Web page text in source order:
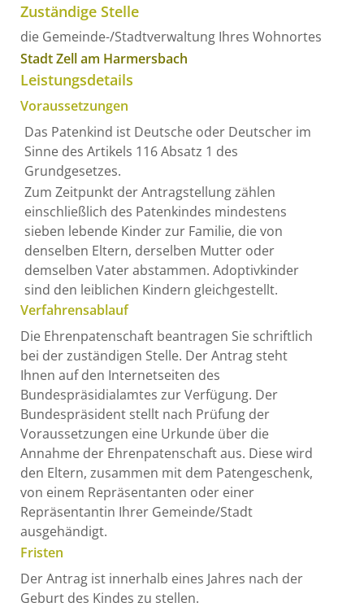
Zuständige Stelle
die Gemeinde-/Stadtverwaltung Ihres Wohnortes
Stadt Zell am Harmersbach
Leistungsdetails
Voraussetzungen
Das Patenkind ist Deutsche oder Deutscher im
Sinne des Artikels 116 Absatz 1 des
Grundgesetzes.
Zum Zeitpunkt der Antragstellung zählen
einschließlich des Patenkindes mindestens
sieben lebende Kinder zur Familie, die von
denselben Eltern, derselben Mutter oder
demselben Vater abstammen. Adoptivkinder
sind den leiblichen Kindern gleichgestellt.
Verfahrensablauf
Die Ehrenpatenschaft beantragen Sie schriftlich
bei der zuständigen Stelle. Der Antrag steht
Ihnen auf den Internetseiten des
Bundespräsidialamtes zur Verfügung. Der
Bundespräsident stellt nach Prüfung der
Voraussetzungen eine Urkunde über die
Annahme der Ehrenpatenschaft aus. Diese wird
den Eltern, zusammen mit dem Patengeschenk,
von einem Repräsentanten oder einer
Repräsentantin Ihrer Gemeinde/Stadt
ausgehändigt.
Fristen
Der Antrag ist innerhalb eines Jahres nach der
Geburt des Kindes zu stellen.